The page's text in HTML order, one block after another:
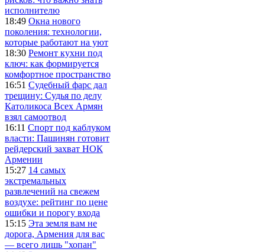
исполнителю
18:49 Окна нового
поколения: технологии,
которые работают на уют
18:30 Ремонт кухни под
ключ: как формируется
комфортное пространство
16:51 Судебный фарс дал
трещину: Судья по делу
Католикоса Всех Армян
взял самоотвод
16:11 Спорт под каблуком
власти: Пашинян готовит
рейдерский захват НОК
Армении
15:27 14 самых
экстремальных
развлечений на свежем
воздухе: рейтинг по цене
ошибки и порогу входа
15:15 Эта земля вам не
дорога, Армения для вас
— всего лишь "хопан"